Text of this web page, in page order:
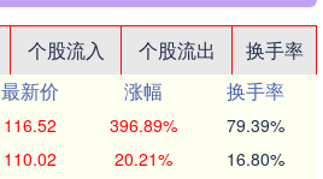
个股流入 个股流出
换手率
最新价 涨幅
换手率
116.52 396.89% 79.39%
110.02 20.21% 16.80%